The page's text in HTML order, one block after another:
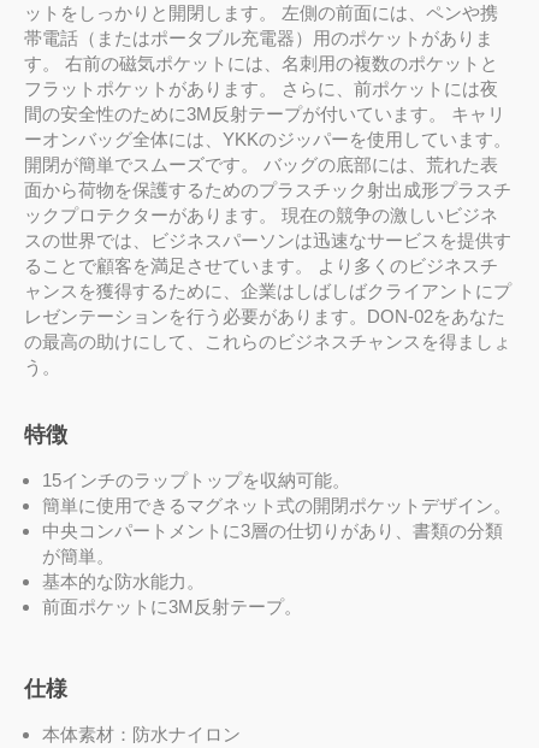
ットをしっかりと開閉します。 左側の前面には、ペンや携
帯電話（またはポータブル充電器）用のポケットがありま
す。 右前の磁気ポケットには、名刺用の複数のポケットと
フラットポケットがあります。 さらに、前ポケットには夜
間の安全性のために3M反射テープが付いています。 キャリ
ーオンバッグ全体には、YKKのジッパーを使用しています。
開閉が簡単でスムーズです。 バッグの底部には、荒れた表
面から荷物を保護するためのプラスチック射出成形プラスチ
ックプロテクターがあります。 現在の競争の激しいビジネ
スの世界では、ビジネスパーソンは迅速なサービスを提供す
ることで顧客を満足させています。 より多くのビジネスチ
ャンスを獲得するために、企業はしばしばクライアントにプ
レゼンテーションを行う必要があります。DON-02をあなた
の最高の助けにして、これらのビジネスチャンスを得ましょ
う。
特徴
15インチのラップトップを収納可能。
簡単に使用できるマグネット式の開閉ポケットデザイン。
中央コンパートメントに3層の仕切りがあり、書類の分類
が簡単。
基本的な防水能力。
前面ポケットに3M反射テープ。
仕様
本体素材：防水ナイロン